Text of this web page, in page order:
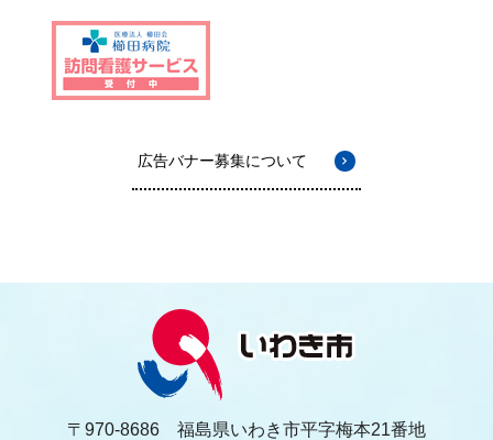
広告バナー募集について
〒970-8686 福島県いわき市平字梅本21番地